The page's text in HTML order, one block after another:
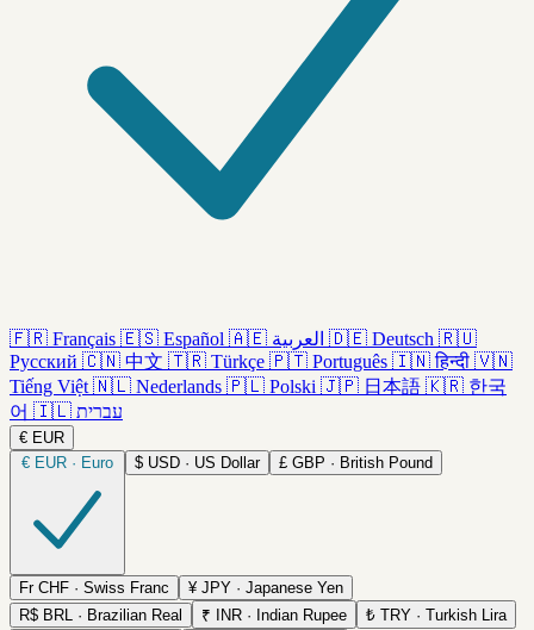
🇫🇷 Français 🇪🇸 Español 🇦🇪 العربية 🇩🇪 Deutsch 🇷🇺
Русский 🇨🇳 中文 🇹🇷 Türkçe 🇵🇹 Português 🇮🇳 हिन्दी 🇻🇳
Tiếng Việt 🇳🇱 Nederlands 🇵🇱 Polski 🇯🇵 日本語 🇰🇷 한국
어 🇮🇱 עברית
€ EUR
€ EUR · Euro $ USD · US Dollar £ GBP · British Pound
Fr CHF · Swiss Franc ¥ JPY · Japanese Yen
R$ BRL · Brazilian Real ₹ INR · Indian Rupee ₺ TRY · Turkish Lira